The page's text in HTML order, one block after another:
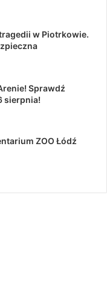
w Piotrkowie.
Sprawdź
sierpnia!
ZOO Łódź